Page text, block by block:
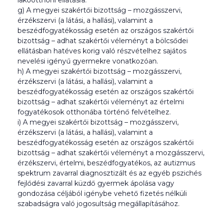
g) A megyei szakértői bizottság – mozgásszervi,
érzékszervi (a látási, a hallási), valamint a
beszédfogyatékosság esetén az országos szakértői
bizottság – adhat szakértői véleményt a bölcsődei
ellátásban hatéves korig való részvételhez sajátos
nevelési igényű gyermekre vonatkozóan.
h) A megyei szakértői bizottság – mozgásszervi,
érzékszervi (a látási, a hallási), valamint a
beszédfogyatékosság esetén az országos szakértői
bizottság – adhat szakértői véleményt az értelmi
fogyatékosok otthonába történő felvételhez.
i) A megyei szakértői bizottság – mozgásszervi,
érzékszervi (a látási, a hallási), valamint a
beszédfogyatékosság esetén az országos szakértői
bizottság – adhat szakértői véleményt a mozgásszervi,
érzékszervi, értelmi, beszédfogyatékos, az autizmus
spektrum zavarral diagnosztizált és az egyéb pszichés
fejlődési zavarral küzdő gyermek ápolása vagy
gondozása céljából igénybe vehető fizetés nélküli
szabadságra való jogosultság megállapításához.